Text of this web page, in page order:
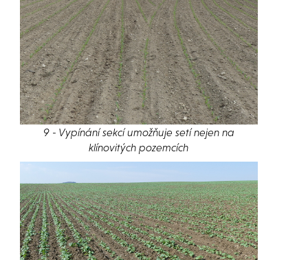
9 - Vypínání sekcí umožňuje setí nejen na
klínovitých pozemcích